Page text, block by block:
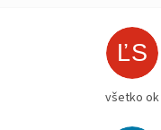
ĽS
všetko ok